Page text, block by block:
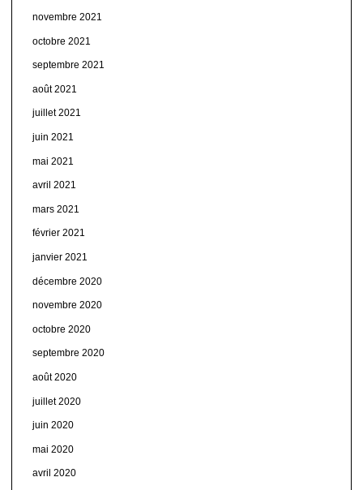
novembre 2021
octobre 2021
septembre 2021
août 2021
juillet 2021
juin 2021
mai 2021
avril 2021
mars 2021
février 2021
janvier 2021
décembre 2020
novembre 2020
octobre 2020
septembre 2020
août 2020
juillet 2020
juin 2020
mai 2020
avril 2020